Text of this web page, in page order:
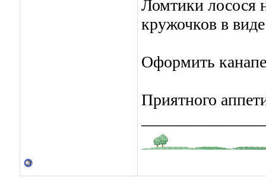
Ломтики лосося
кружочков в
Оформить
Приятного